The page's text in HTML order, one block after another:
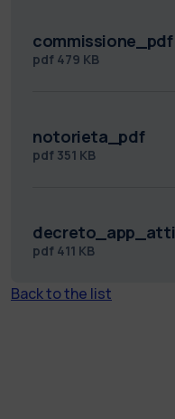
commissione_pdf
pdf 479 KB
notorieta_pdf
pdf 351 KB
decreto_app_atti
pdf 411 KB
Back to the list